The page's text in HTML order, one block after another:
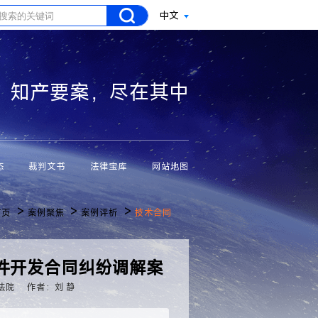
中文
知产要案，尽在其中
裁判文书 法律宝库 网站地图
>案例聚焦 >案例评析 >技术合同
开发合同纠纷调解案
院 作者：刘 静